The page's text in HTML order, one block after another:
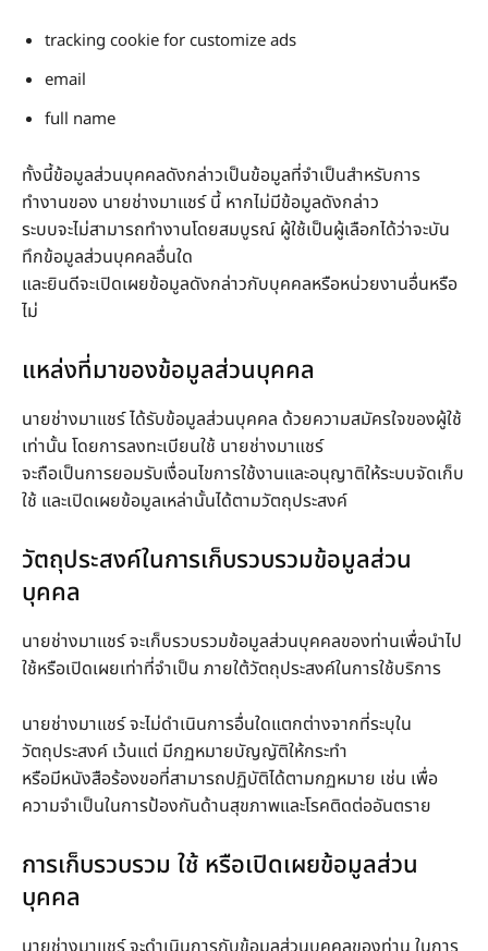
tracking cookie for customize ads
email
full name
ทั้งนี้ข้อมูลส่วนบุคคลดังกล่าวเป็นข้อมูลที่จำเป็นสำหรับการ
ทำงานของ นายช่างมาแชร์ นี้ หากไม่มีข้อมูลดังกล่าว
ระบบจะไม่สามารถทำงานโดยสมบูรณ์ ผู้ใช้เป็นผู้เลือกได้ว่าจะบัน
ทึกข้อมูลส่วนบุคคลอื่นใด
และยินดีจะเปิดเผยข้อมูลดังกล่าวกับบุคคลหรือหน่วยงานอื่นหรือ
ไม่
แหล่งที่มาของข้อมูลส่วนบุคคล
นายช่างมาแชร์ ได้รับข้อมูลส่วนบุคคล ด้วยความสมัครใจของผู้ใช้
เท่านั้น โดยการลงทะเบียนใช้ นายช่างมาแชร์
จะถือเป็นการยอมรับเงื่อนไขการใช้งานและอนุญาติให้ระบบจัดเก็บ
ใช้ และเปิดเผยข้อมูลเหล่านั้นได้ตามวัตถุประสงค์
วัตถุประสงค์ในการเก็บรวบรวมข้อมูลส่วน
บุคคล
นายช่างมาแชร์ จะเก็บรวบรวมข้อมูลส่วนบุคคลของท่านเพื่อนำไป
ใช้หรือเปิดเผยเท่าที่จำเป็น ภายใต้วัตถุประสงค์ในการใช้บริการ
นายช่างมาแชร์ จะไม่ดำเนินการอื่นใดแตกต่างจากที่ระบุใน
วัตถุประสงค์ เว้นแต่ มีกฏหมายบัญญัติให้กระทำ
หรือมีหนังสือร้องขอที่สามารถปฏิบัติได้ตามกฏหมาย เช่น เพื่อ
ความจำเป็นในการป้องกันด้านสุขภาพและโรคติดต่ออันตราย
การเก็บรวบรวม ใช้ หรือเปิดเผยข้อมูลส่วน
บุคคล